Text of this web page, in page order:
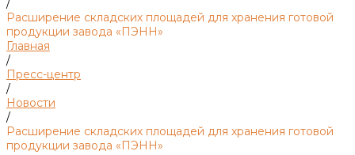
/
Расширение складских площадей для хранения готовой
продукции завода «ПЭНН»
Главная
/
Пресс-центр
/
Новости
/
Расширение складских площадей для хранения готовой
продукции завода «ПЭНН»